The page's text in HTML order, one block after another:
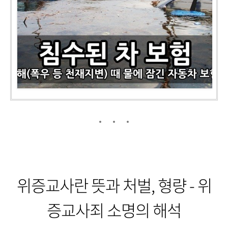
위증교사란 뜻과 처벌, 형량 - 위
증교사죄 소명의 해석